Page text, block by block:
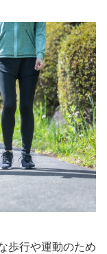
歩行や運動のため